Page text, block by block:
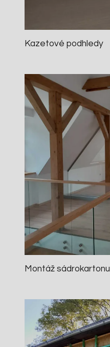
Kazetové podhledy
Montáž sádrokartonu